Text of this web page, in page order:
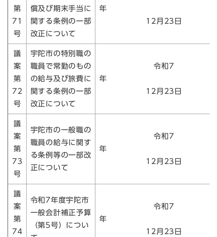
第
71
号
償及び期末手当に
関する条例の一部
改正について
12月23日
議
案
第
72
号
宇陀市の特別職の
職員で常勤のもの
の給与及び旅費に
関する条例の一部
改正について
令和7
12月23日
議
案
第
73
号
宇陀市の一般職の
職員の給与に関す
る条例等の一部改
正について
令和7
12月23日
議
案
第
74
令和7年度宇陀市
一般会計補正予算
（第5号）につい
令和7
12月23日